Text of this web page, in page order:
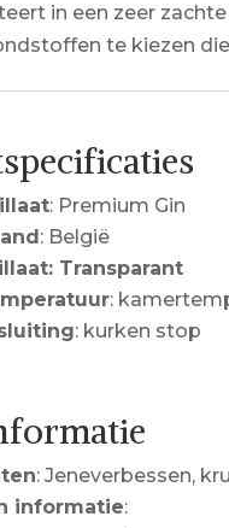
in een zeer
te kiezen
: Premium Gin
: België
Transparant
:
: kurken stop
: Jeneverbessen,
informatie: